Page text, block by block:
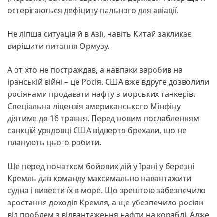
остерігаються дефіциту пального для авіації.
Не ліпша ситуація й в Азії, навіть Китай закликає
вирішити питання Ормузу.
А от хто не постраждав, а навпаки заробив на
іранській війні – це Росія. США вже вдруге дозволили
росіянами продавати нафту з морських танкерів.
Спеціальна ліцензія американського Мінфіну
діятиме до 16 травня. Перед новим послабленням
санкцій урядовці США відверто брехали, що не
планують цього робити.
Ще перед початком бойових дій у Ірані у березні
Кремль дав команду максимально навантажити
судна і вивести їх в море. Що зрештою забезпечило
зростання доходів Кремля, а ще убезпечило росіян
від проблем з відвантаження нафти на кораблі. Адже